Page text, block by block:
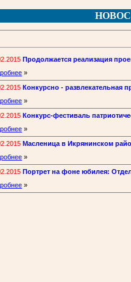
Продолжается реализация
»
Конкурсно - развлекательная
»
Конкурс-фестиваль
»
Масленица в Икрянинском
»
Портрет на фоне юбилея:
»